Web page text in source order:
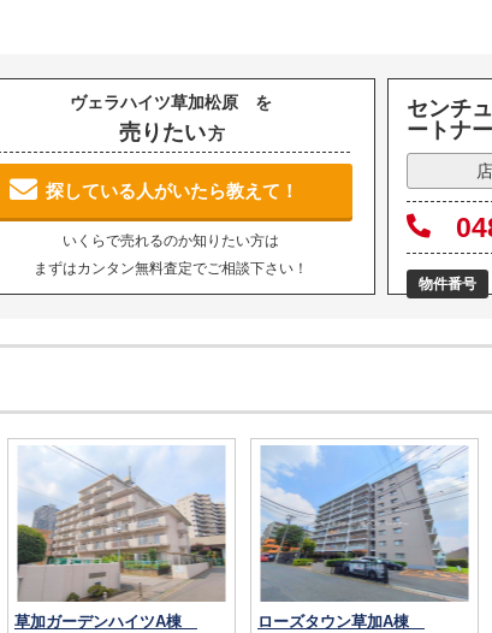
ヴェラハイツ草加松原 を
売りたい方
探している人がいたら教えて！
いくらで売れるのか知りたい方は
まずはカンタン無料査定でご相談下さい！
センチ
ートナー
物件番号
草加ガーデンハイツA棟 ローズタウン草加A棟